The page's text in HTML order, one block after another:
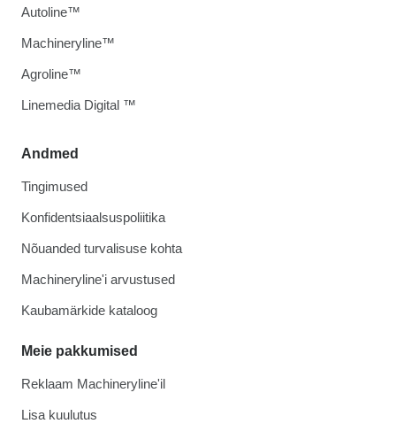
Andmed
Tingimused
Konfidentsiaalsuspoliitika
Nõuanded turvalisuse kohta
Machineryline'i arvustused
Kaubamärkide kataloog
Meie pakkumised
Reklaam Machineryline'il
Lisa kuulutus
Autoline™
Machineryline™
Agroline™
Linemedia Digital ™